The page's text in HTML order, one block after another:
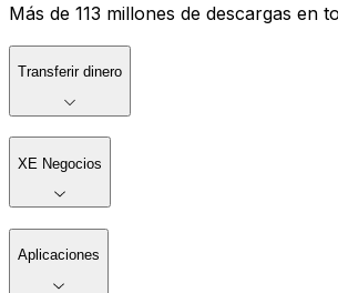
Más de 113 millones de descargas en
Transferir dinero
XE Negocios
Aplicaciones